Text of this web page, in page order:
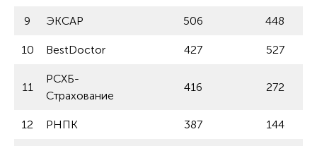
9 ЭКСАР 506 448
10 BestDoctor 427 527
11
РСХБ-
Страхование
416 272
12 РНПК 387 144